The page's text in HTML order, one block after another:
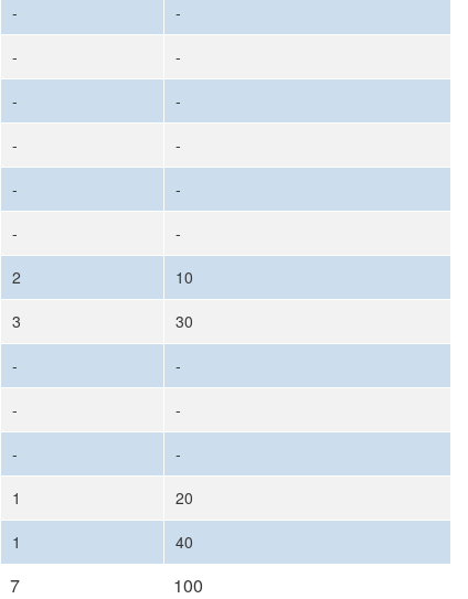
-
-
-
-
-
-
-
-
-
-
-
-
2
10
3
30
-
-
-
-
-
-
1
20
1 40
7 100